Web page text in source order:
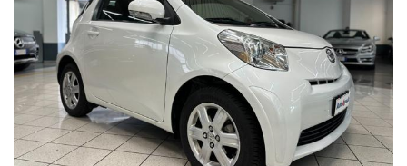
Manutenzione effettuata regolarmente con ultimo tagliando
eseguito a 68.514Km e scadenza revisione ministeriale a
marzo 2028.
Colorebianco perlato con cerchi in lega da 15" esedili in
tessuto neri.
Auto completa di:
Volante multifunzione
Autoradio